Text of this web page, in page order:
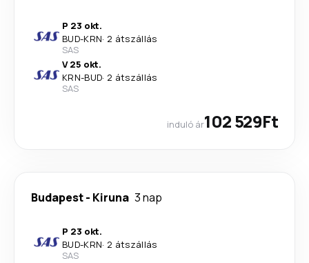
P 23 okt.
BUD-KRN· 2 átszállás
SAS
V 25 okt.
KRN-BUD· 2 átszállás
SAS
induló ár102 529Ft
Budapest- Kiruna 3 nap
P 23 okt.
BUD-KRN· 2 átszállás
SAS